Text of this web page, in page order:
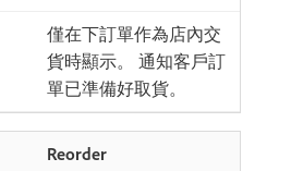
僅在下訂單作為店內交
貨時顯示。 通知客戶訂
單已準備好取貨。
Reorder